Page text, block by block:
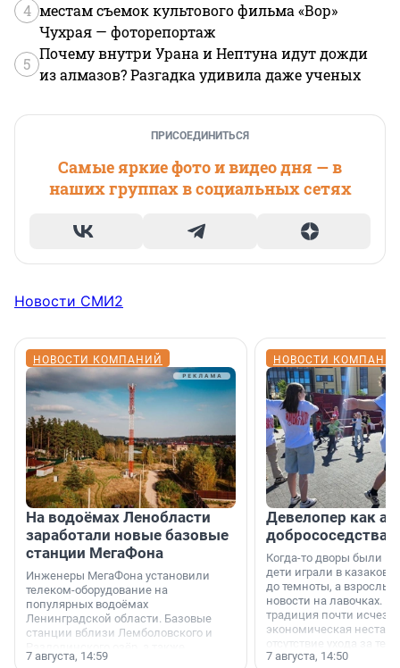
4 местам съемок культового фильма «Вор»
Чухрая — фоторепортаж
5
Почему внутри Урана и Нептуна идут дожди
из алмазов? Разгадка удивила даже ученых
ПРИСОЕДИНИТЬСЯ
Самые яркие фото и видео дня — в
наших группах в социальных сетях
Новости СМИ2
НОВОСТИ КОМПАНИЙ
На водоёмах Ленобласти
заработали новые базовые
станции МегаФона
Инженеры МегаФона установили
телеком-оборудование на
популярных водоёмах
Ленинградской области. Базовые
станции вблизи Лемболовского и
недалеко от Большого Тосненского
7 августа, 14:59
НОВОСТИ
Девелопер как
добрососедства
Когда-то дворы были
дети играли в казаков-
до темноты, а
новости на лавочках. В
традиция почти
экономическая
отсутствие ухода за
сделали своё дело.
7 августа, 14:50